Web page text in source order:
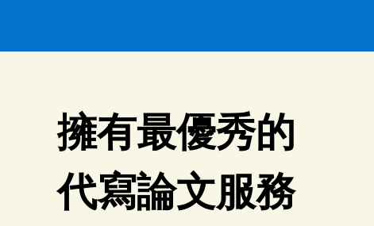
擁有最優秀的
代寫論文服務